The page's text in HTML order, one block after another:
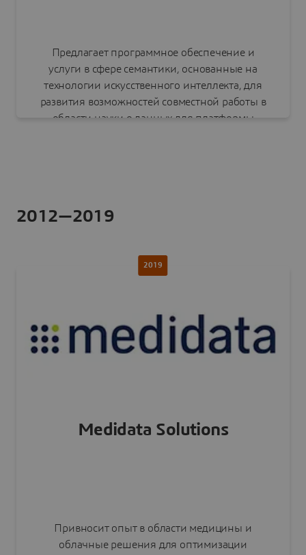
Предлагает программное обеспечение и
услуги в сфере семантики, основанные на
технологии искусственного интеллекта, для
развития возможностей совместной работы в
области науки о данных для платформы
2012—2019
2019
Medidata Solutions
Привносит опыт в области медицины и
облачные решения для оптимизации